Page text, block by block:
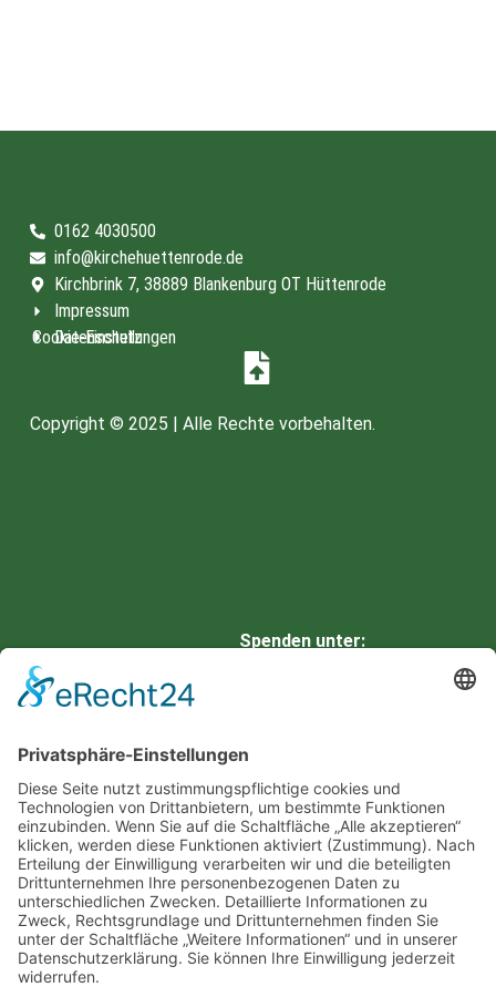
Copyright © 2025 | Alle Rechte vorbehalten.
0162 4030500
info@kirchehuettenrode.de
Kirchbrink 7, 38889 Blankenburg OT Hüttenrode
Impressum
Datenschutz
Cookie-Einstellungen
Spenden unter:
BIC: NOLADE21HRZ
Eine neue Website von